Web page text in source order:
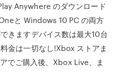
Anywhere のダウンロード
と Windows 10 PC の両方
きますデバイス数は最大10台
金は一切なし!Xbox ストアま
でご購入後、Xbox Live、ま